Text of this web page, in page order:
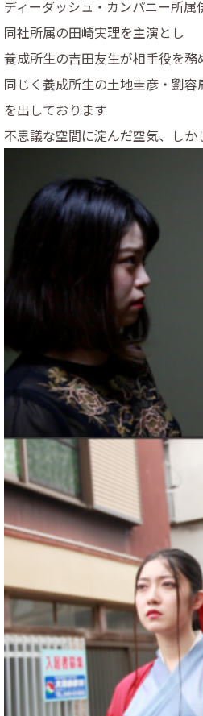
ディーダッシュ・カンパニー所
同社所属の田崎実理を主演とし
養成所生の吉田友生が相手役を務
同じく養成所生の土地圭彦・劉
を出しております
不思議な空間に淀んだ空気、し